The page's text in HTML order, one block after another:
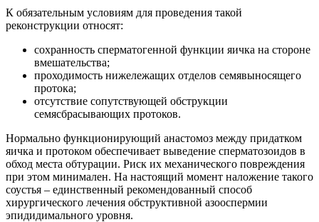
К обязательным условиям для проведения такой
реконструкции относят:
сохранность сперматогенной функции яичка на стороне
вмешательства;
проходимость нижележащих отделов семявыносящего
протока;
отсутствие сопутствующей обструкции
семясбрасывающих протоков.
Нормально функционирующий анастомоз между придатком
яичка и протоком обеспечивает выведение сперматозоидов в
обход места обтурации. Риск их механического повреждения
при этом минимален. На настоящий момент наложение такого
соустья – единственный рекомендованный способ
хирургического лечения обструктивной азооспермии
эпидидимального уровня.